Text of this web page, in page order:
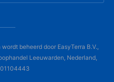
beheerd door EasyTerra B.V.,
Leeuwarden, Nederland,